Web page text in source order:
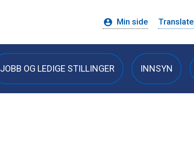
Min side Translate
JOBB OG LEDIGE STILLINGER INNSYN